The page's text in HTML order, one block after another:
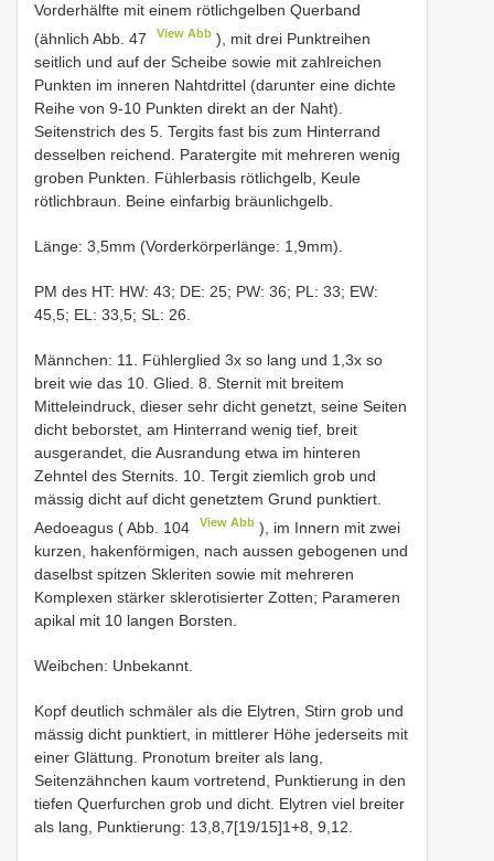
Vorderhälfte mit einem rötlichgelben Querband
(ähnlich Abb. 47
View Abb ), mit drei Punktreihen
seitlich und auf der Scheibe sowie mit zahlreichen
Punkten im inneren Nahtdrittel (darunter eine dichte
Reihe von 9-10 Punkten direkt an der Naht).
Seitenstrich des 5. Tergits fast bis zum Hinterrand
desselben reichend. Paratergite mit mehreren wenig
groben Punkten. Fühlerbasis rötlichgelb, Keule
rötlichbraun. Beine einfarbig bräunlichgelb.
Länge: 3,5mm (Vorderkörperlänge: 1,9mm).
PM des HT: HW: 43; DE: 25; PW: 36; PL: 33; EW:
45,5; EL: 33,5; SL: 26.
Männchen: 11. Fühlerglied 3x so lang und 1,3x so
breit wie das 10. Glied. 8. Sternit mit breitem
Mitteleindruck, dieser sehr dicht genetzt, seine Seiten
dicht beborstet, am Hinterrand wenig tief, breit
ausgerandet, die Ausrandung etwa im hinteren
Zehntel des Sternits. 10. Tergit ziemlich grob und
mässig dicht auf dicht genetztem Grund punktiert.
Aedoeagus ( Abb. 104
View Abb ), im Innern mit zwei
kurzen, hakenförmigen, nach aussen gebogenen und
daselbst spitzen Skleriten sowie mit mehreren
Komplexen stärker sklerotisierter Zotten; Parameren
apikal mit 10 langen Borsten.
Weibchen: Unbekannt.
Kopf deutlich schmäler als die Elytren, Stirn grob und
mässig dicht punktiert, in mittlerer Höhe jederseits mit
einer Glättung. Pronotum breiter als lang,
Seitenzähnchen kaum vortretend, Punktierung in den
tiefen Querfurchen grob und dicht. Elytren viel breiter
als lang, Punktierung: 13,8,7[19/15]1+8, 9,12.